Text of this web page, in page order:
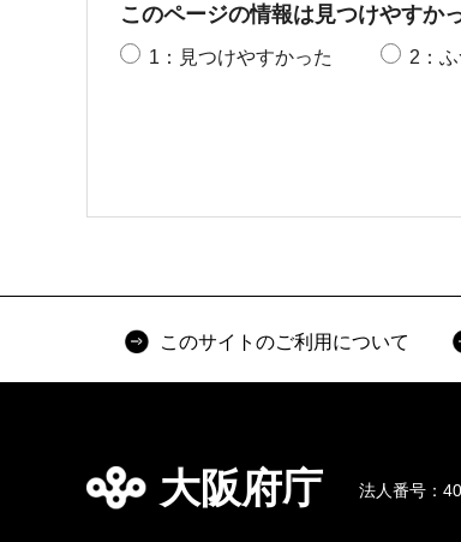
このページの情報は見つけやすか
1：見つけやすかった 2：ふ
このサイトのご利用について
大阪府庁 法人番号：